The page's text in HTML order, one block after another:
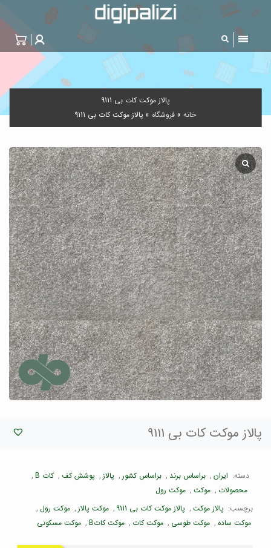
پالاز موکت کات بی 9111
خانه » فروشگاه » پالاز موکت کات بی 9111
پالاز موکت کات بی 9111
دسته: ایران , براساس برند , براساس کشور , پالاز , پوشش کف , کات B
,
محصولات , موکت , موکت رول
برچسب: پالاز موکت , پالاز موکت کات بی 9111 , موکت پالاز , موکت رول ,
موکت ساده , موکت طوسی , موکت کات , موکت کاتB , موکت مسکونی